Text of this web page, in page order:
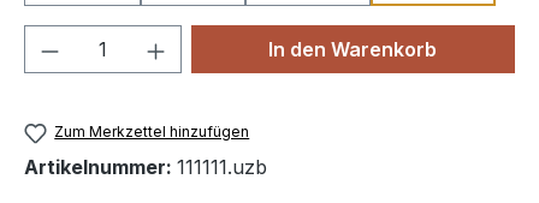
Produkt Anzahl: Gib denIn den Warenkorb
Zum Merkzettel hinzufügen
Artikelnummer: 111111.uzb